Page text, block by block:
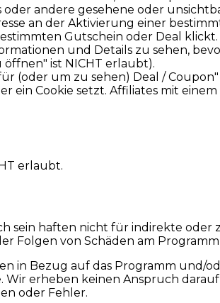
andere gesehene oder
an der Aktivierung einer
Gutschein oder Deal
und Details zu sehen,
ist NICHT erlaubt).
(oder um zu sehen) Deal /
Cookie setzt. Affiliates mit
erlaubt.
sein haften nicht für indirekte
Folgen von Schäden am
in Bezug auf das Programm und/
erheben keinen Anspruch
oder Fehler.